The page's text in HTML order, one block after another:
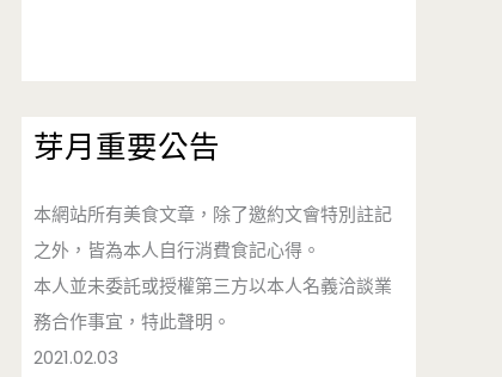
芽月重要公告
本網站所有美食文章，除了邀約文會特別註記
之外，皆為本人自行消費食記心得。
本人並未委託或授權第三方以本人名義洽談業
務合作事宜，特此聲明。
2021.02.03